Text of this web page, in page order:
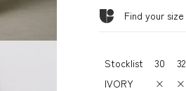
Find your size
Stocklist 30 32
IVORY
× ×